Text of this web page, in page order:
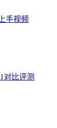
手视频
对比评测